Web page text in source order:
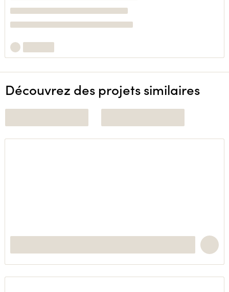
Découvrez des projets similaires